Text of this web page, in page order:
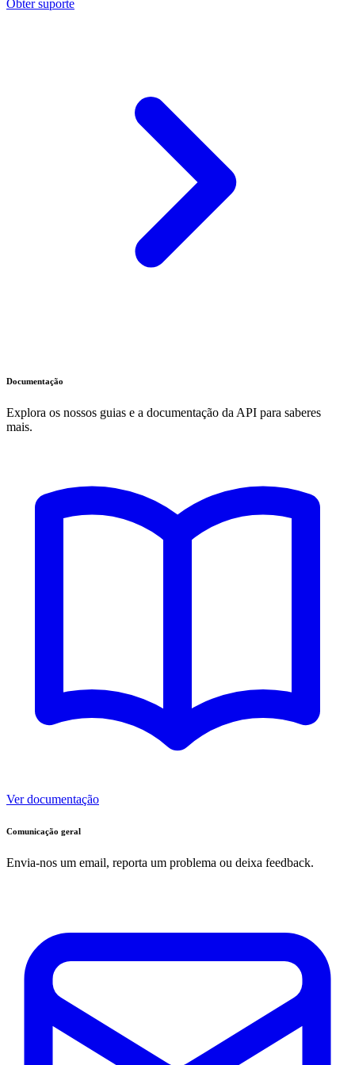
Obter suporte
Documentação
Explora os nossos guias e a documentação da API para saberes
mais.
Ver documentação
Comunicação geral
Envia-nos um email, reporta um problema ou deixa feedback.